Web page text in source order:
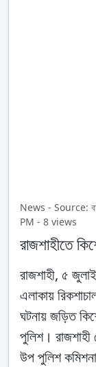
News - Source:
PM - 8 views
রাজশাহীতে
রাজশাহী, ৫
এলাকায়
ঘটনায় জড়িত
পুলিশ।
উপ পুলিশ